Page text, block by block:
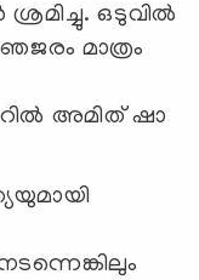
ഒടുവില്‍
മാത്രം
അമിത് ഷാ